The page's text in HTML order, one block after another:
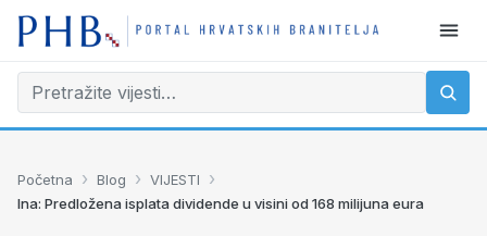
Početna › Blog › VIJESTI ›
Ina: Predložena isplata dividende u visini od 168 milijuna eura